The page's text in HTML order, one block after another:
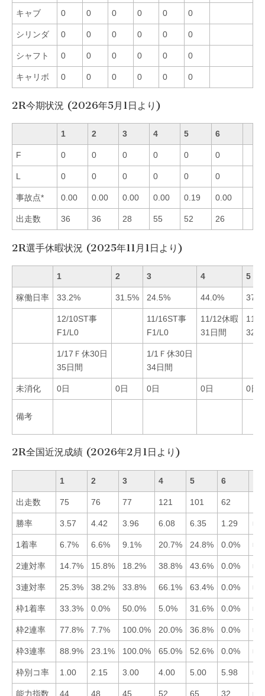
キャブ 0 0 0 0 0 0
シリンダ 0 0 0 0 0 0
シャフト 0 0 0 0 0 0
キャリボ 0 0 0 0 0 0
2R今期状況 (2026年5月1日より)
1 2 3 4 5 6
F 0 0 0 0 0 0
L 0 0 0 0 0 0
事故点* 0.00 0.00 0.00 0.00 0.19 0.00
出走数 36 36 28 55 52 26
2R選手休暇状況 (2025年11月1日より)
1 2 3 4 5
稼働日率 33.2% 31.5% 24.5% 44.0%
12/10ST事
F1/L0
11/16ST事
F1/L0
11/12休暇
31日間
11/
32
1/17Ｆ休30日
35日間
1/1Ｆ休30日
34日間
未消化 0日 0日 0日 0日 0日
備考
2R全国近況成績 (2026年2月1日より)
1 2 3 4 5 6
出走数 75 76 77 121 101 62
勝率 3.57 4.42 3.96 6.08 6.35 1.29
1着率 6.7% 6.6% 9.1% 20.7% 24.8% 0.0%
2連対率 14.7% 15.8% 18.2% 38.8% 43.6% 0.0%
3連対率 25.3% 38.2% 33.8% 66.1% 63.4% 0.0%
枠1着率 33.3% 0.0% 50.0% 5.0% 31.6% 0.0%
枠2連率 77.8% 7.7% 100.0% 20.0% 36.8% 0.0%
枠3連率 88.9% 23.1% 100.0% 65.0% 52.6% 0.0%
枠別コ率 1.00 2.15 3.00 4.00 5.00 5.98
能力指数 44 48 45 52 65 32